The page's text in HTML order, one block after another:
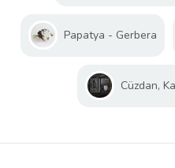
Papatya - Gerbera
Cüzdan,